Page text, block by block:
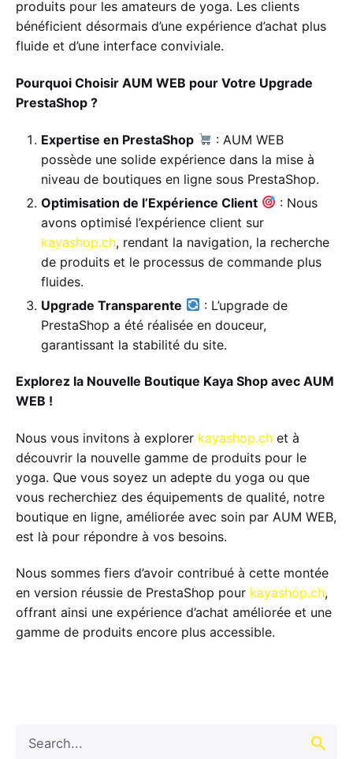
for
produits pour les amateurs de yoga. Les clients
bénéficient désormais d’une expérience d’achat plus
fluide et d’une interface conviviale.
Pourquoi Choisir AUM WEB pour Votre Upgrade
PrestaShop ?
Expertise en PrestaShop
: AUM WEB
possède une solide expérience dans la mise à
niveau de boutiques en ligne sous PrestaShop.
Optimisation de l’Expérience Client
: Nous
avons optimisé l’expérience client sur
kayashop.ch, rendant la navigation, la recherche
de produits et le processus de commande plus
fluides.
Upgrade Transparente
: L’upgrade de
PrestaShop a été réalisée en douceur,
garantissant la stabilité du site.
Explorez la Nouvelle Boutique Kaya Shop avec AUM
WEB !
Nous vous invitons à explorer kayashop.ch et à
découvrir la nouvelle gamme de produits pour le
yoga. Que vous soyez un adepte du yoga ou que
vous recherchiez des équipements de qualité, notre
boutique en ligne, améliorée avec soin par AUM WEB,
est là pour répondre à vos besoins.
Nous sommes fiers d’avoir contribué à cette montée
en version réussie de PrestaShop pour kayashop.ch,
offrant ainsi une expérience d’achat améliorée et une
gamme de produits encore plus accessible.